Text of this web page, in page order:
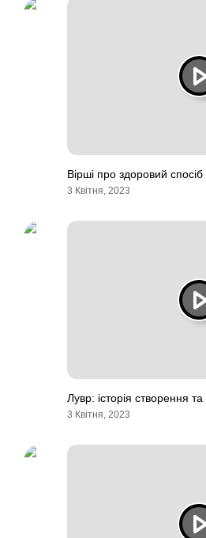
Вірші про здоровий спосіб
3 Квітня, 2023
Лувр: історія створення та
3 Квітня, 2023